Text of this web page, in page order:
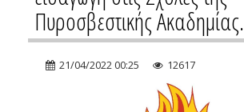
Πυροσβεστικής Ακαδημίας.
21/04/2022 00:25 12617